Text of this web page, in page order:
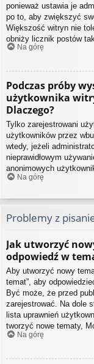
ponieważ ustawia je
po to, aby zwiększyć
Większość witryn nie
obniży licznik postów
Na górę
Podczas próby
użytkownika
Dlaczego?
Tylko zarejestrowani
użytkowników przez
wtedy, jeżeli
nieprawidłowym
anonimowych
Na górę
Problemy z
Jak utworzyć
odpowiedź w
Aby utworzyć nowy
temat”, aby
Być może, że przed
zarejestrować. Na dole
lista uprawnień
tworzyć nowe tematy,
Na górę